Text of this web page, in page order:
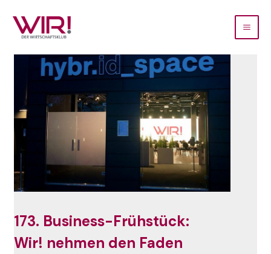
173. Business-Frühstück:
Wir! nehmen den Faden